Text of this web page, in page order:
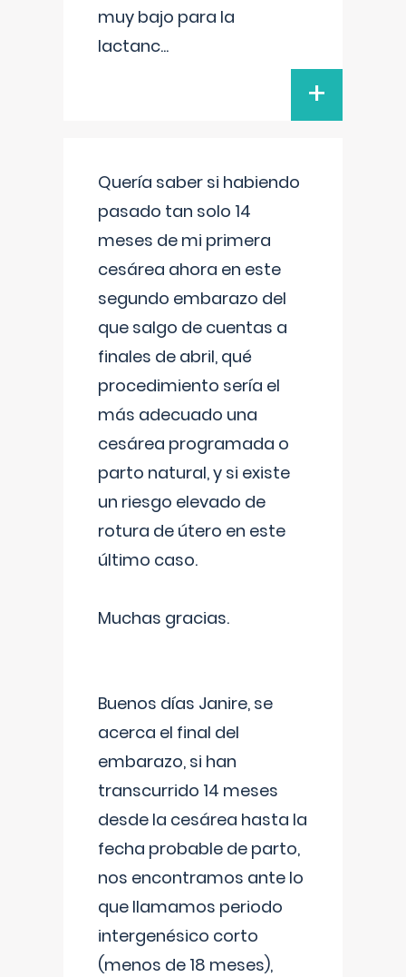
muy bajo para la
lactanc...
+
Quería saber si habiendo
pasado tan solo 14
meses de mi primera
cesárea ahora en este
segundo embarazo del
que salgo de cuentas a
finales de abril, qué
procedimiento sería el
más adecuado una
cesárea programada o
parto natural, y si existe
un riesgo elevado de
rotura de útero en este
último caso.
Muchas gracias.
Buenos días Janire, se
acerca el final del
embarazo, si han
transcurrido 14 meses
desde la cesárea hasta la
fecha probable de parto,
nos encontramos ante lo
que llamamos periodo
intergenésico corto
(menos de 18 meses),